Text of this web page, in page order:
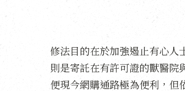
修法目的在於加強遏止有心人
則是寄託在有許可證的獸醫
便現今網購通路極為便利，但